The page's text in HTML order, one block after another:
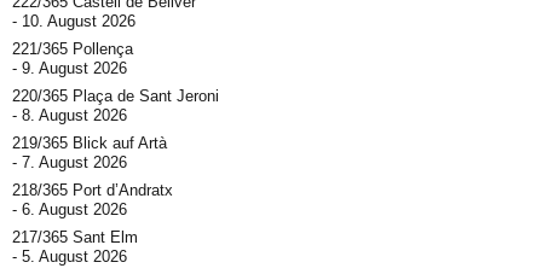
10. August 2026
221/365 Pollença
9. August 2026
220/365 Plaça de Sant Jeroni
8. August 2026
219/365 Blick auf Artà
7. August 2026
218/365 Port d’Andratx
6. August 2026
217/365 Sant Elm
5. August 2026